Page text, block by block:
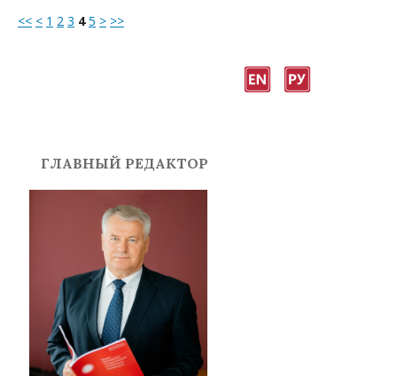
<< < 1 2 3 4 5 > >>
ГЛАВНЫЙ РЕДАКТОР